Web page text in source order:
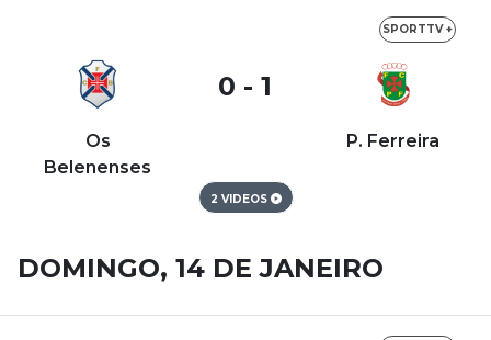
SPORTTV +
Os
Belenenses
0 - 1
P. Ferreira
2 VIDEOS
DOMINGO, 14 DE JANEIRO